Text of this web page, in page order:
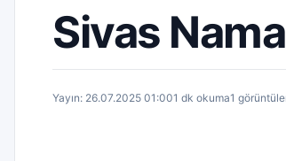
Sivas
Yayın: 26.07.2025 01:001 dk okuma1